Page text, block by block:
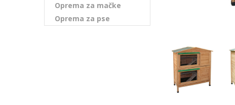
Oprema za mačke
Oprema za pse